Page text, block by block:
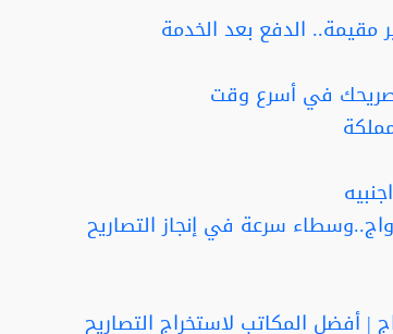
مقيمة.. الدفع بعد الخدمة
في أسرع وقت
سرعة في إنجاز التصاريح
| أفضل المكاتب لاستخراج التصاريح